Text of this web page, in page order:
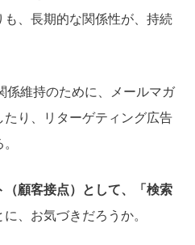
、長期的な関係性が、持続
係維持のために、メールマガ
り、リターゲティング広告
（顧客接点）として、「検索
に、お気づきだろうか。